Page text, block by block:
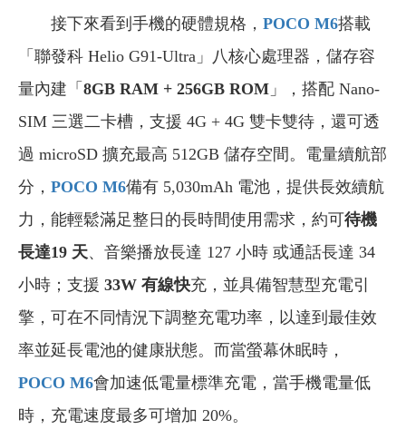
接下來看到手機的硬體規格， POCO M6搭載
「聯發科 Helio G91-Ultra」八核心處理器，儲存容
量內建「 8GB RAM + 256GB ROM 」，搭配 Nano-
SIM 三選二卡槽，支援 4G + 4G 雙卡雙待，還可透
過 microSD 擴充最高 512GB 儲存空間。電量續航部
分， POCO M6備有 5,030mAh 電池，提供長效續航
力，能輕鬆滿足整日的長時間使用需求，約可待機
長達19 天、音樂播放長達 127 小時 或通話長達 34
小時；支援 33W 有線快充，並具備智慧型充電引
擎，可在不同情況下調整充電功率，以達到最佳效
率並延長電池的健康狀態。而當螢幕休眠時，
POCO M6會加速低電量標準充電，當手機電量低
時，充電速度最多可增加 20%。